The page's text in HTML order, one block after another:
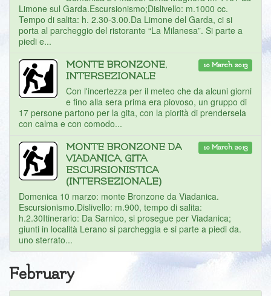
Limone sul Garda.Escursionismo;Dislivello: m.1000 cc.
Tempo di salita: h. 2.30-3.00.Da Limone del Garda, ci si
porta al parcheggio del ristorante “La Milanesa”. Si parte a
piedi e...
10 March 2013
MONTE BRONZONE,
INTERSEZIONALE
Con l'incertezza per il meteo che da alcuni giorni
e fino alla sera prima era piovoso, un gruppo di
17 persone partono per la gita, con la piorità di prendersela
con calma e con comodo...
10 March 2013
MONTE BRONZONE DA
VIADANICA, GITA
ESCURSIONISTICA
(INTERSEZIONALE)
Domenica 10 marzo: monte Bronzone da Viadanica.
Escursionismo.Dislivello: m.900, tempo di salita:
h.2.30Itinerario: Da Sarnico, si prosegue per Viadanica;
giunti in località Lerano si parcheggia e si parte a piedi da.
uno sterrato...
February